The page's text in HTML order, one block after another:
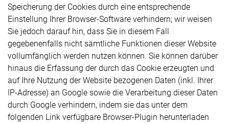
Speicherung der Cookies durch eine entsprechende
Einstellung Ihrer Browser-Software verhindern; wir weisen
Sie jedoch darauf hin, dass Sie in diesem Fall
gegebenenfalls nicht sämtliche Funktionen dieser Website
vollumfänglich werden nutzen können. Sie können darüber
hinaus die Erfassung der durch das Cookie erzeugten und
auf Ihre Nutzung der Website bezogenen Daten (inkl. Ihrer
IP-Adresse) an Google sowie die Verarbeitung dieser Daten
durch Google verhindern, indem sie das unter dem
folgenden Link verfügbare Browser-Plugin herunterladen